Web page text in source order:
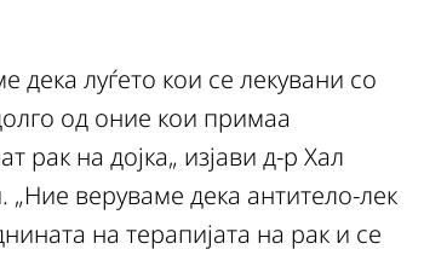
луѓето кои се лекувани со
од оние кои примаа
рак на дојка„ изјави д-р Хал
веруваме дека антитело-лек
на терапијата на рак и се